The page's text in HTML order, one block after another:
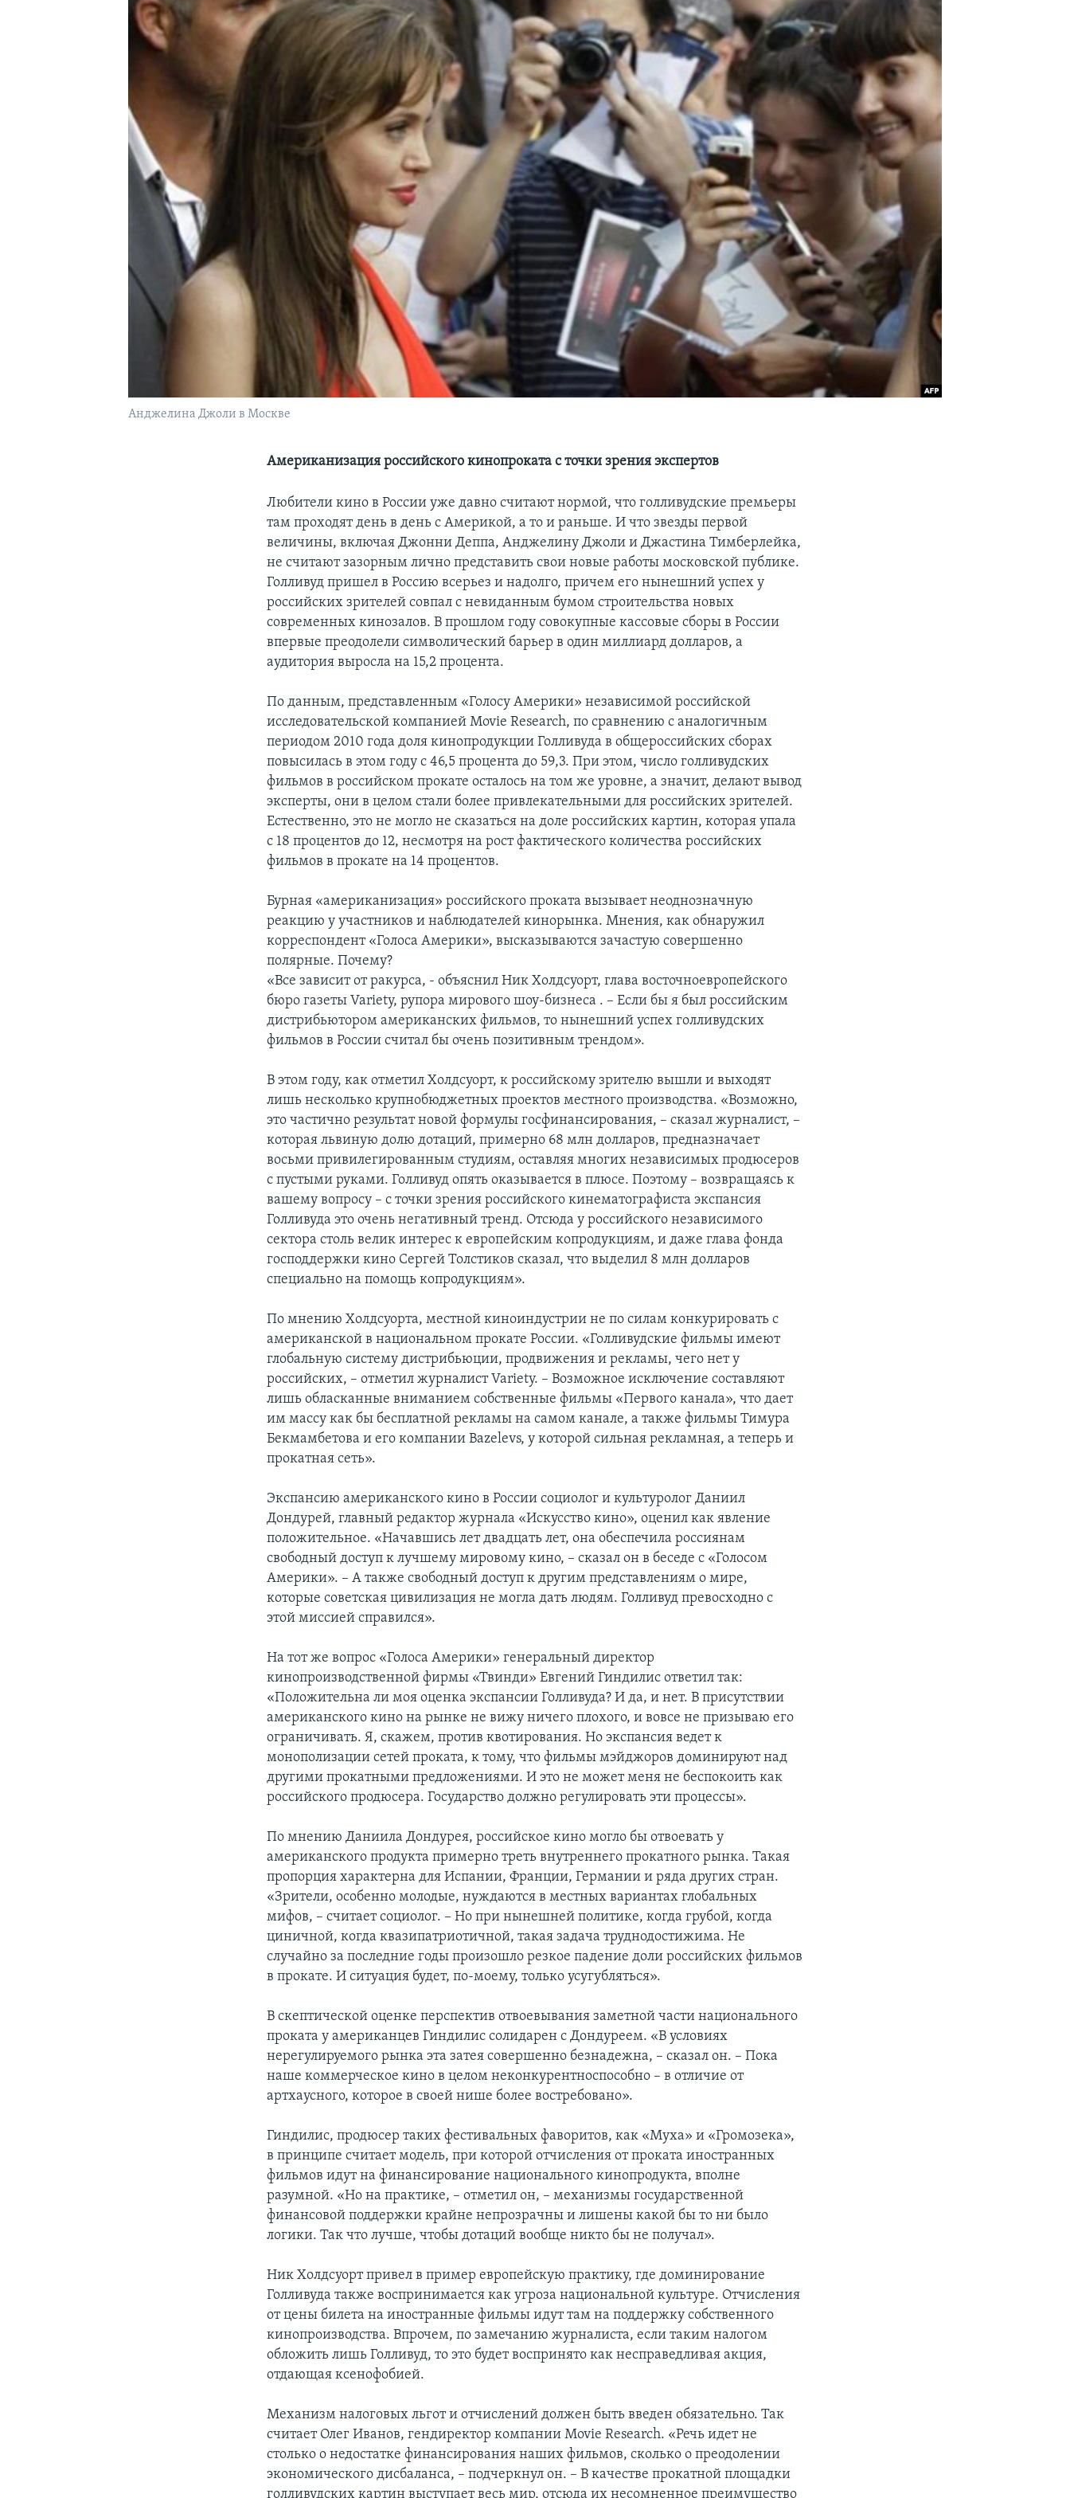
Анджелина Джоли в Москве
Американизация российского кинопроката c точки зрения экспертов
Любители кино в России уже давно считают нормой, что голливудские премьеры
там проходят день в день с Америкой, а то и раньше. И что звезды первой
величины, включая Джонни Деппа, Анджелину Джоли и Джастина Тимберлейка,
не считают зазорным лично представить свои новые работы московской публике.
Голливуд пришел в Россию всерьез и надолго, причем его нынешний успех у
российских зрителей совпал с невиданным бумом строительства новых
современных кинозалов. В прошлом году совокупные кассовые сборы в России
впервые преодолели символический барьер в один миллиард долларов, а
аудитория выросла на 15,2 процента.
По данным, представленным «Голосу Америки» независимой российской
исследовательской компанией Movie Research, по сравнению с аналогичным
периодом 2010 года доля кинопродукции Голливуда в общероссийских сборах
повысилась в этом году с 46,5 процента до 59,3. При этом, число голливудских
фильмов в российском прокате осталось на том же уровне, а значит, делают вывод
эксперты, они в целом стали более привлекательными для российских зрителей.
Естественно, это не могло не сказаться на доле российских картин, которая упала
с 18 процентов до 12, несмотря на рост фактического количества российских
фильмов в прокате на 14 процентов.
Бурная «американизация» российского проката вызывает неоднозначную
реакцию у участников и наблюдателей кинорынка. Мнения, как обнаружил
корреспондент «Голоса Америки», высказываются зачастую совершенно
полярные. Почему?
«Все зависит от ракурса, - объяснил Ник Холдсуорт, глава восточноевропейского
бюро газеты Variety, рупора мирового шоу-бизнеса . – Если бы я был российским
дистрибьютором американских фильмов, то нынешний успех голливудских
фильмов в России считал бы очень позитивным трендом».
В этом году, как отметил Холдсуорт, к российскому зрителю вышли и выходят
лишь несколько крупнобюджетных проектов местного производства. «Возможно,
это частично результат новой формулы госфинансирования, – сказал журналист, –
которая львиную долю дотаций, примерно 68 млн долларов, предназначает
восьми привилегированным студиям, оставляя многих независимых продюсеров
с пустыми руками. Голливуд опять оказывается в плюсе. Поэтому – возвращаясь к
вашему вопросу – с точки зрения российского кинематографиста экспансия
Голливуда это очень негативный тренд. Отсюда у российского независимого
сектора столь велик интерес к европейским копродукциям, и даже глава фонда
господдержки кино Сергей Толстиков сказал, что выделил 8 млн долларов
специально на помощь копродукциям».
По мнению Холдсуорта, местной киноиндустрии не по силам конкурировать с
американской в национальном прокате России. «Голливудские фильмы имеют
глобальную систему дистрибьюции, продвижения и рекламы, чего нет у
российских, – отметил журналист Variety. – Возможное исключение составляют
лишь обласканные вниманием собственные фильмы «Первого канала», что дает
им массу как бы бесплатной рекламы на самом канале, а также фильмы Тимура
Бекмамбетова и его компании Bazelevs, у которой сильная рекламная, а теперь и
прокатная сеть».
Экспансию американского кино в России социолог и культуролог Даниил
Дондурей, главный редактор журнала «Искусство кино», оценил как явление
положительное. «Начавшись лет двадцать лет, она обеспечила россиянам
свободный доступ к лучшему мировому кино, – сказал он в беседе с «Голосом
Америки». – А также свободный доступ к другим представлениям о мире,
которые советская цивилизация не могла дать людям. Голливуд превосходно с
этой миссией справился».
На тот же вопрос «Голоса Америки» генеральный директор
кинопроизводственной фирмы «Твинди» Евгений Гиндилис ответил так:
«Положительна ли моя оценка экспансии Голливуда? И да, и нет. В присутствии
американского кино на рынке не вижу ничего плохого, и вовсе не призываю его
ограничивать. Я, скажем, против квотирования. Но экспансия ведет к
монополизации сетей проката, к тому, что фильмы мэйджоров доминируют над
другими прокатными предложениями. И это не может меня не беспокоить как
российского продюсера. Государство должно регулировать эти процессы».
По мнению Даниила Дондурея, российское кино могло бы отвоевать у
американского продукта примерно треть внутреннего прокатного рынка. Такая
пропорция характерна для Испании, Франции, Германии и ряда других стран.
«Зрители, особенно молодые, нуждаются в местных вариантах глобальных
мифов, – считает социолог. – Но при нынешней политике, когда грубой, когда
циничной, когда квазипатриотичной, такая задача труднодостижима. Не
случайно за последние годы произошло резкое падение доли российских фильмов
в прокате. И ситуация будет, по-моему, только усугубляться».
В скептической оценке перспектив отвоевывания заметной части национального
проката у американцев Гиндилис солидарен с Дондуреем. «В условиях
нерегулируемого рынка эта затея совершенно безнадежна, – сказал он. – Пока
наше коммерческое кино в целом неконкурентноспособно – в отличие от
артхаусного, которое в своей нише более востребовано».
Гиндилис, продюсер таких фестивальных фаворитов, как «Муха» и «Громозека»,
в принципе считает модель, при которой отчисления от проката иностранных
фильмов идут на финансирование национального кинопродукта, вполне
разумной. «Но на практике, – отметил он, – механизмы государственной
финансовой поддержки крайне непрозрачны и лишены какой бы то ни было
логики. Так что лучше, чтобы дотаций вообще никто бы не получал».
Ник Холдсуорт привел в пример европейскую практику, где доминирование
Голливуда также воспринимается как угроза национальной культуре. Отчисления
от цены билета на иностранные фильмы идут там на поддержку собственного
кинопроизводства. Впрочем, по замечанию журналиста, если таким налогом
обложить лишь Голливуд, то это будет воспринято как несправедливая акция,
отдающая ксенофобией.
Механизм налоговых льгот и отчислений должен быть введен обязательно. Так
считает Олег Иванов, гендиректор компании Movie Research. «Речь идет не
столько о недостатке финансирования наших фильмов, сколько о преодолении
экономического дисбаланса, – подчеркнул он. – В качестве прокатной площадки
голливудских картин выступает весь мир, отсюда их несомненное преимущество